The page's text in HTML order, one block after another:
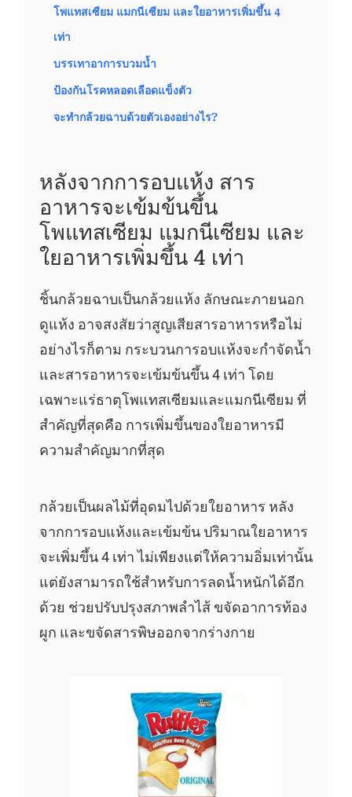
โพแทสเซียม แมกนีเซียม และใยอาหารเพิ่มขึ้น 4
เท่า
บรรเทาอาการบวมน้ำ
ป้องกันโรคหลอดเลือดแข็งตัว
จะทำกล้วยฉาบด้วยตัวเองอย่างไร?
หลังจากการอบแห้ง สาร
อาหารจะเข้มข้นขึ้น
โพแทสเซียม แมกนีเซียม และ
ใยอาหารเพิ่มขึ้น 4 เท่า
ชิ้นกล้วยฉาบเป็นกล้วยแห้ง ลักษณะภายนอก
ดูแห้ง อาจสงสัยว่าสูญเสียสารอาหารหรือไม่
อย่างไรก็ตาม กระบวนการอบแห้งจะกำจัดน้ำ
และสารอาหารจะเข้มข้นขึ้น 4 เท่า โดย
เฉพาะแร่ธาตุโพแทสเซียมและแมกนีเซียม ที่
สำคัญที่สุดคือ การเพิ่มขึ้นของใยอาหารมี
ความสำคัญมากที่สุด
กล้วยเป็นผลไม้ที่อุดมไปด้วยใยอาหาร หลัง
จากการอบแห้งและเข้มข้น ปริมาณใยอาหาร
จะเพิ่มขึ้น 4 เท่า ไม่เพียงแต่ให้ความอิ่มเท่านั้น
แต่ยังสามารถใช้สำหรับการลดน้ำหนักได้อีก
ด้วย ช่วยปรับปรุงสภาพลำไส้ ขจัดอาการท้อง
ผูก และขจัดสารพิษออกจากร่างกาย